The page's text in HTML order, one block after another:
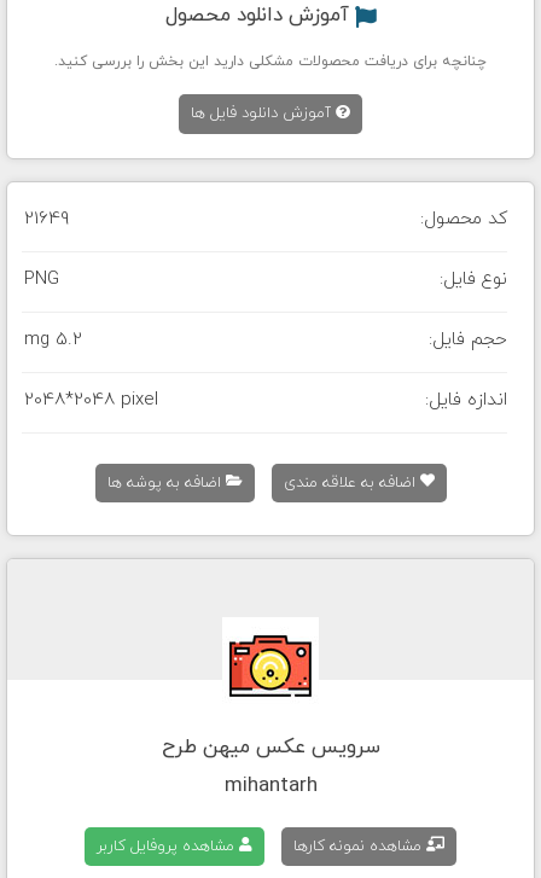
آموزش دانلود محصول
چنانچه برای دریافت محصولات مشکلی دارید این بخش را بررسی کنید.
آموزش دانلود فایل ها
کد محصول: 21649
نوع فایل: PNG
حجم فایل: 5.2 mg
اندازه فایل: 2048*2048 pixel
اضافه به علاقه مندی اضافه به پوشه ها
سرویس عکس میهن طرح
mihantarh
مشاهده نمونه کارها مشاهده پروفایل کاربر